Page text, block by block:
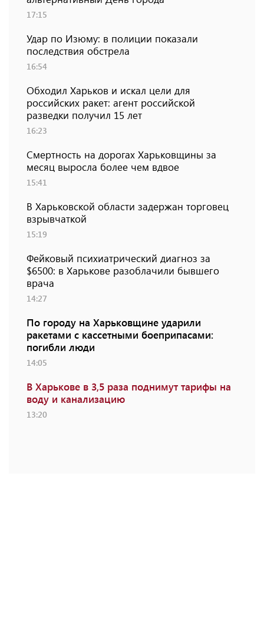
17:15
Удар по Изюму: в полиции показали
последствия обстрела
16:54
Обходил Харьков и искал цели для
российских ракет: агент российской
разведки получил 15 лет
16:23
Смертность на дорогах Харьковщины за
месяц выросла более чем вдвое
15:41
В Харьковской области задержан торговец
взрывчаткой
15:19
Фейковый психиатрический диагноз за
$6500: в Харькове разоблачили бывшего
врача
14:27
По городу на Харьковщине ударили
ракетами с кассетными боеприпасами:
погибли люди
14:05
В Харькове в 3,5 раза поднимут тарифы на
воду и канализацию
13:20